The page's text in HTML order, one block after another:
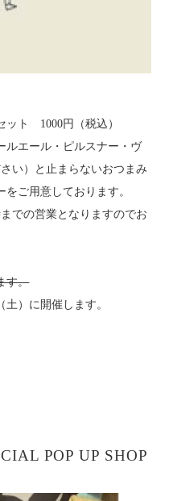
ット 1000円（税込）
ルエール・ピルスナー・ヴ
い）と止まらないおつまみ
ご用意しております。
での営業となりますのでお
す。
）に開催します。
POP UP SHOP